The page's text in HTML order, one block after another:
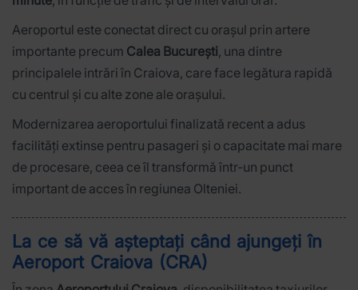
Aeroportul este conectat direct cu orașul prin artere
importante precum Calea București, una dintre
principalele intrări în Craiova, care face legătura rapidă
cu centrul și cu alte zone ale orașului.
Modernizarea aeroportului finalizată recent a adus
facilități extinse pentru pasageri și o capacitate mai mare
de procesare, ceea ce îl transformă într-un punct
important de acces în regiunea Olteniei.
La ce să vă așteptați când ajungeți în
Aeroport Craiova (CRA)